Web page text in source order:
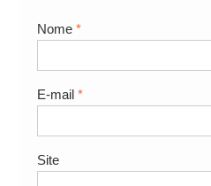
Nome *
E-mail *
Site